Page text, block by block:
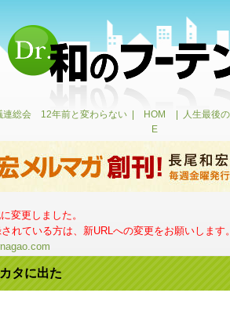
連総会 12年前と変わらない
HOM
E
人生最後
変更しました。
れている方は、新URLへの変更をお願いします
タに出た